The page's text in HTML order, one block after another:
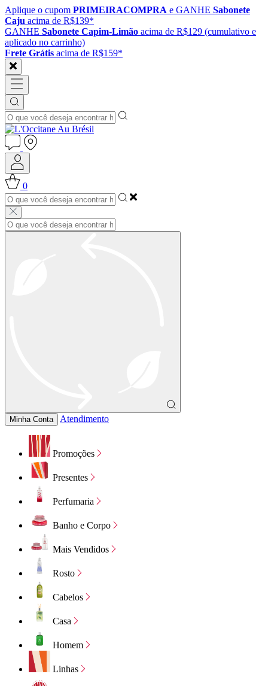
Aplique o cupom PRIMEIRACOMPRA e GANHE Sabonete
Caju acima de R$139*
GANHE Sabonete Capim-Limão acima de R$129 (cumulativo e
aplicado no carrinho)
Frete Grátis acima de R$159*
0
Minha Conta Atendimento
Promoções
Presentes
Perfumaria
Banho e Corpo
Mais Vendidos
Rosto
Cabelos
Casa
Homem
Linhas